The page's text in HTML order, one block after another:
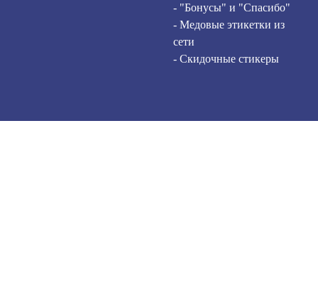
- "Бонусы" и "Спасибо"
- Медовые этикетки из
сети
- Скидочные стикеры